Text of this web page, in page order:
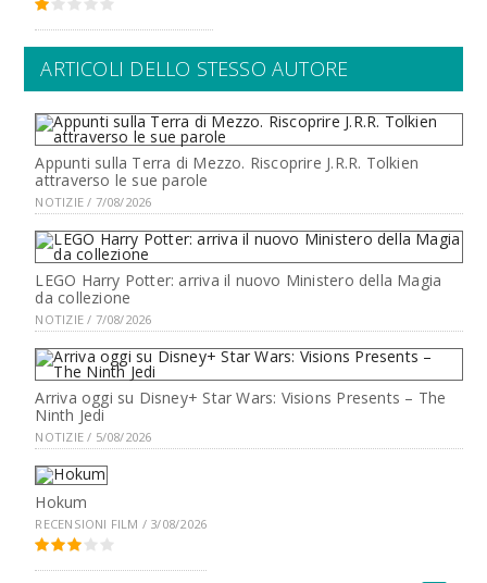
ARTICOLI DELLO STESSO AUTORE
Appunti sulla Terra di Mezzo. Riscoprire J.R.R. Tolkien
attraverso le sue parole
NOTIZIE / 7/08/2026
LEGO Harry Potter: arriva il nuovo Ministero della Magia
da collezione
NOTIZIE / 7/08/2026
Arriva oggi su Disney+ Star Wars: Visions Presents – The
Ninth Jedi
NOTIZIE / 5/08/2026
Hokum
RECENSIONI FILM / 3/08/2026